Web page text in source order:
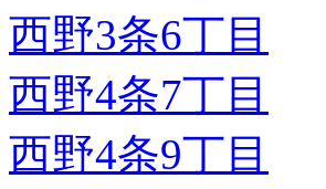
西野3条6丁目
西野4条7丁目
西野4条9丁目